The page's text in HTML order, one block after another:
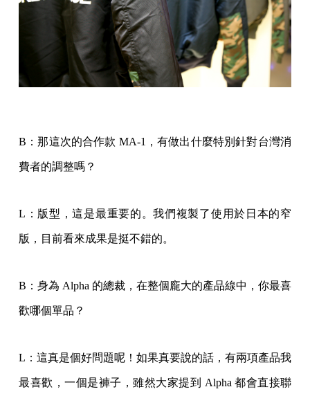
B：那這次的合作款 MA-1，有做出什麼特別針對台灣消
費者的調整嗎？
L：版型，這是最重要的。我們複製了使用於日本的窄
版，目前看來成果是挺不錯的。
B：身為 Alpha 的總裁，在整個龐大的產品線中，你最喜
歡哪個單品？
L：這真是個好問題呢！如果真要說的話，有兩項產品我
最喜歡，一個是褲子，雖然大家提到 Alpha 都會直接聯